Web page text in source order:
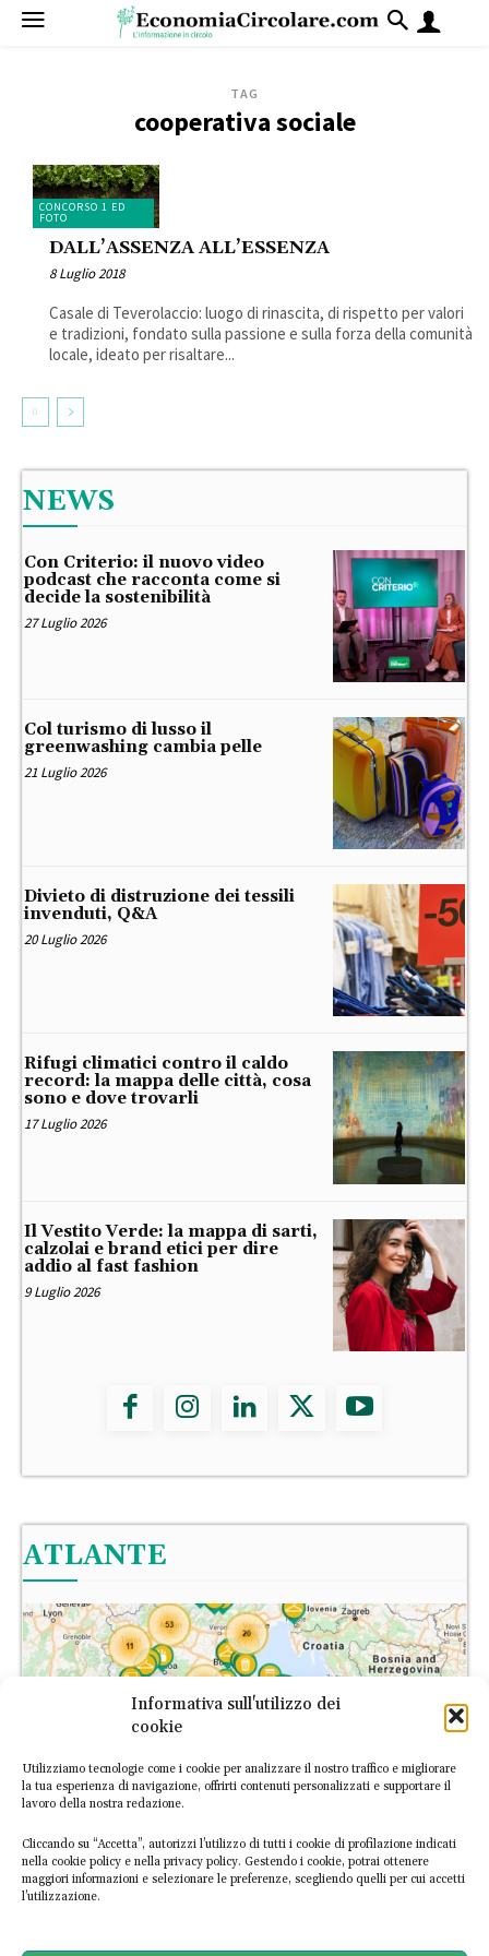
Informativa sull'utilizzo dei
cookie
Utilizziamo tecnologie come i cookie per analizzare il nostro traffico e migliorare
la tua esperienza di navigazione, offrirti contenuti personalizzati e supportare il
lavoro della nostra redazione.
Cliccando su “Accetta”, autorizzi l’utilizzo di tutti i cookie di profilazione indicati
nella cookie policy e nella privacy policy. Gestendo i cookie, potrai ottenere
maggiori informazioni e selezionare le preferenze, scegliendo quelli per cui accetti
l’utilizzazione.
TAG
cooperativa sociale
CONCORSO 1 ED
FOTO
DALL’ASSENZA ALL’ESSENZA
8 Luglio 2018
Casale di Teverolaccio: luogo di rinascita, di rispetto per valori
e tradizioni, fondato sulla passione e sulla forza della comunità
locale, ideato per risaltare...
NEWS
Con Criterio: il nuovo video
podcast che racconta come si
decide la sostenibilità
27 Luglio 2026
Col turismo di lusso il
greenwashing cambia pelle
21 Luglio 2026
Divieto di distruzione dei tessili
invenduti, Q&A
20 Luglio 2026
Rifugi climatici contro il caldo
record: la mappa delle città, cosa
sono e dove trovarli
17 Luglio 2026
Il Vestito Verde: la mappa di sarti,
calzolai e brand etici per dire
addio al fast fashion
9 Luglio 2026
ATLANTE